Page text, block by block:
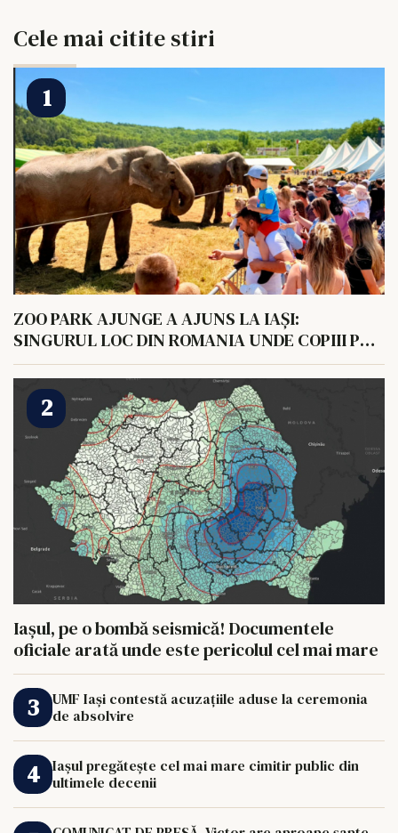
Cele mai citite stiri
ZOO PARK AJUNGE A AJUNS LA IAȘI:
SINGURUL LOC DIN ROMANIA UNDE COPIII POT
HRANI UN ELEFANT
Iașul, pe o bombă seismică! Documentele
oficiale arată unde este pericolul cel mai mare
UMF Iași contestă acuzațiile aduse la ceremonia
de absolvire
Iașul pregătește cel mai mare cimitir public din
ultimele decenii